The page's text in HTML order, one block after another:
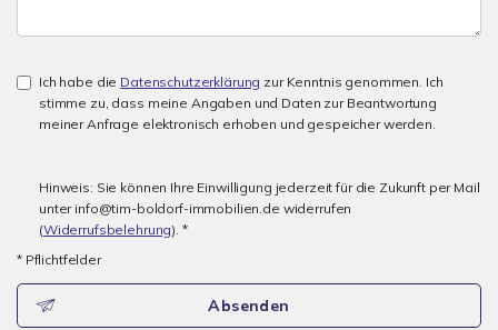
Ich habe die Datenschutzerklärung zur Kenntnis genommen. Ich
stimme zu, dass meine Angaben und Daten zur Beantwortung
meiner Anfrage elektronisch erhoben und gespeicher werden.
Hinweis: Sie können Ihre Einwilligung jederzeit für die Zukunft per Mail
unter info@tim-boldorf-immobilien.de widerrufen
(Widerrufsbelehrung). *
* Pflichtfelder
Absenden